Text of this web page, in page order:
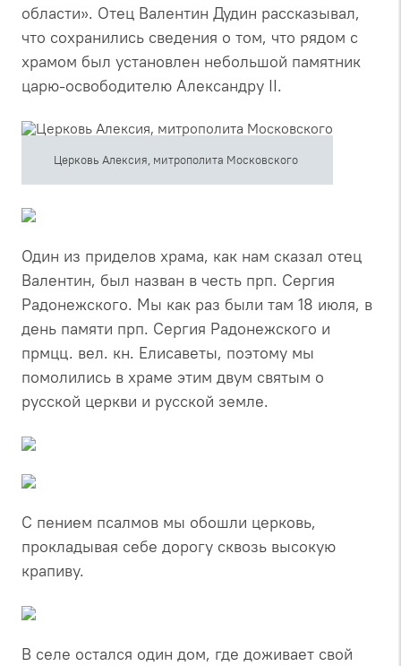
области». Отец Валентин Дудин рассказывал,
что сохранились сведения о том, что рядом с
храмом был установлен небольшой памятник
царю-освободителю Александру II.
Церковь Алексия, митрополита Московского
Один из приделов храма, как нам сказал отец
Валентин, был назван в честь прп. Сергия
Радонежского. Мы как раз были там 18 июля, в
день памяти прп. Сергия Радонежского и
прмцц. вел. кн. Елисаветы, поэтому мы
помолились в храме этим двум святым о
русской церкви и русской земле.
С пением псалмов мы обошли церковь,
прокладывая себе дорогу сквозь высокую
крапиву.
В селе остался один дом, где доживает свой